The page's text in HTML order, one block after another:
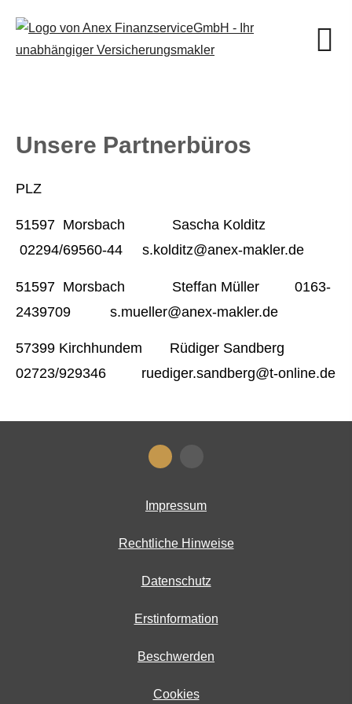
Unsere Partnerbüros
PLZ
51597 Morsbach Sascha Kolditz
02294/69560-44 s.kolditz@anex-makler.de
51597 Morsbach Steffan Müller 0163-
2439709 s.mueller@anex-makler.de
57399 Kirchhundem Rüdiger Sandberg
02723/929346 ruediger.sandberg@t-online.de
Impressum
Rechtliche Hinweise
Datenschutz
Erstinformation
Beschwerden
Cookies